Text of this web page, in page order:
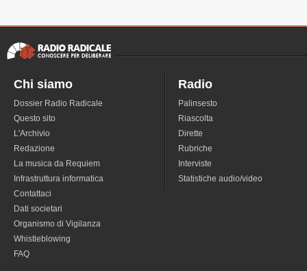
Chi siamo
Dossier Radio Radicale
Questo sito
L'Archivio
Redazione
La musica da Requiem
Infrastruttura informatica
Contattaci
Dati societari
Organismo di Vigilanza
Whistleblowing
FAQ
Radio
Palinsesto
Riascolta
Dirette
Rubriche
Interviste
Statistiche audio/video